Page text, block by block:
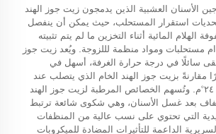
الأسنان العشبية الذين يدمجون زيت جوز الهند
استقرار المستحلب، حيث يمكن أن ينفصل
الهلام المائية أثناء التخزين ما لم يتم تثبيته
مستحلبات ومواد منظمة لللزوجة. ويُعد زيت جوز
سائلًا في درجة حرارة الغرفة، أسهل في
مقارنةً بزيت جوز الهند الخام الذي يتصلب عند
درجات حرارة أقل من ٢٤°م. وتُسهم الخصائص المرطبة لزيت جوز الهند
بعد غسل الأسنان، وهي شكوى شائعة ترتبط
التي تحتوي على نسب عالية من المنظفات
الداعمة للتأثيرات المضادة للميكروبات